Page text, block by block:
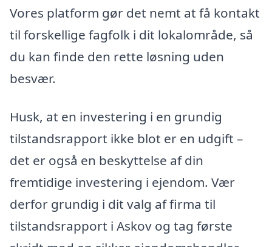
Vores platform gør det nemt at få kontakt
til forskellige fagfolk i dit lokalområde, så
du kan finde den rette løsning uden
besvær.
Husk, at en investering i en grundig
tilstandsrapport ikke blot er en udgift –
det er også en beskyttelse af din
fremtidige investering i ejendom. Vær
derfor grundig i dit valg af firma til
tilstandsrapport i Askov og tag første